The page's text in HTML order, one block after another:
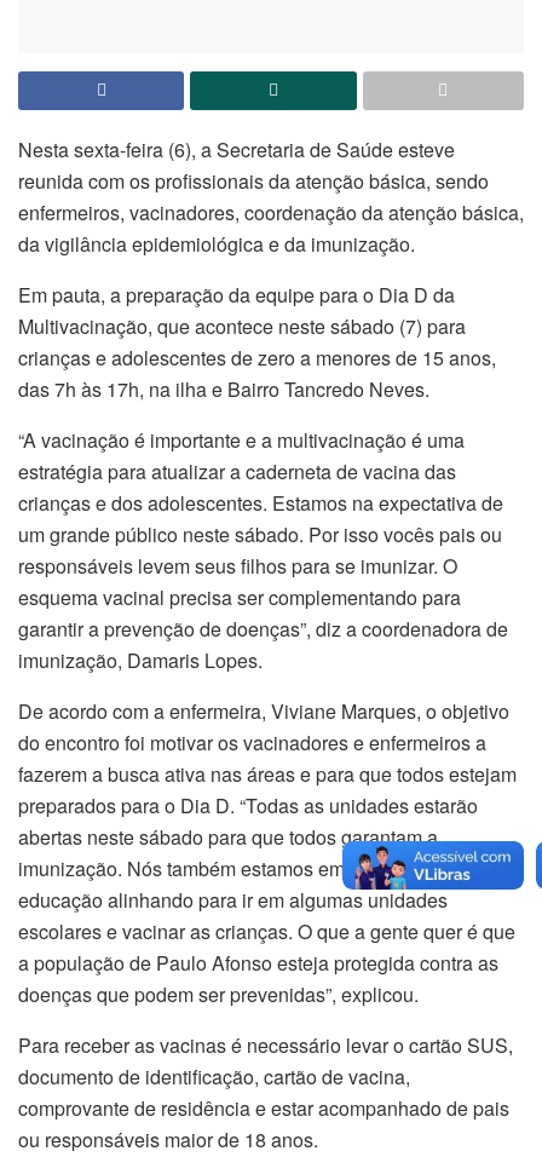
Nesta sexta-feira (6), a Secretaria de Saúde esteve
reunida com os profissionais da atenção básica, sendo
enfermeiros, vacinadores, coordenação da atenção básica,
da vigilância epidemiológica e da imunização.
Em pauta, a preparação da equipe para o Dia D da
Multivacinação, que acontece neste sábado (7) para
crianças e adolescentes de zero a menores de 15 anos,
das 7h às 17h, na ilha e Bairro Tancredo Neves.
“A vacinação é importante e a multivacinação é uma
estratégia para atualizar a caderneta de vacina das
crianças e dos adolescentes. Estamos na expectativa de
um grande público neste sábado. Por isso vocês pais ou
responsáveis levem seus filhos para se imunizar. O
esquema vacinal precisa ser complementando para
garantir a prevenção de doenças”, diz a coordenadora de
imunização, Damaris Lopes.
De acordo com a enfermeira, Viviane Marques, o objetivo
do encontro foi motivar os vacinadores e enfermeiros a
fazerem a busca ativa nas áreas e para que todos estejam
preparados para o Dia D. “Todas as unidades estarão
abertas neste sábado para que todos garantam a
imunização. Nós também estamos em parceria com a
educação alinhando para ir em algumas unidades
escolares e vacinar as crianças. O que a gente quer é que
a população de Paulo Afonso esteja protegida contra as
doenças que podem ser prevenidas”, explicou.
Para receber as vacinas é necessário levar o cartão SUS,
documento de identificação, cartão de vacina,
comprovante de residência e estar acompanhado de pais
ou responsáveis maior de 18 anos.